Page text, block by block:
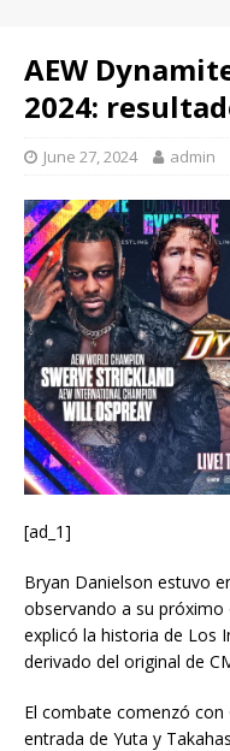
AEW
2024:
June 27, 2024 admin
[ad_1]
Bryan Danielson estuvo
observando a su próximo
explicó la historia de Los
derivado del original de
El combate comenzó con
entrada de Yuta y